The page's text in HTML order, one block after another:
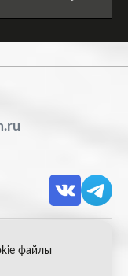
файлы